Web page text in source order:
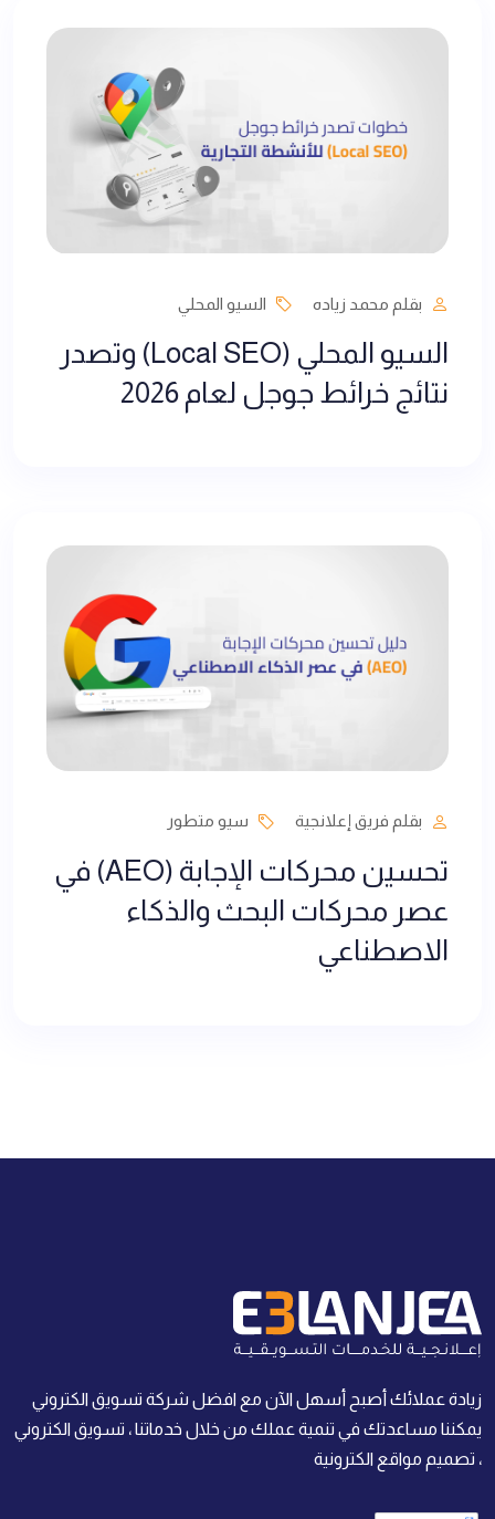
بقلم محمد زياده السيو المحلي
السيو المحلي (Local SEO) وتصدر
نتائج خرائط جوجل لعام 2026
بقلم فريق إعلانجية سيو متطور
تحسين محركات الإجابة (AEO) في
عصر محركات البحث والذكاء
الاصطناعي
زيادة عملائك أصبح أسهل الآن مع افضل شركة تسويق الكتروني
يمكننا مساعدتك في تنمية عملك من خلال خدماتنا ، تسويق الكتروني
، تصميم مواقع الكترونية